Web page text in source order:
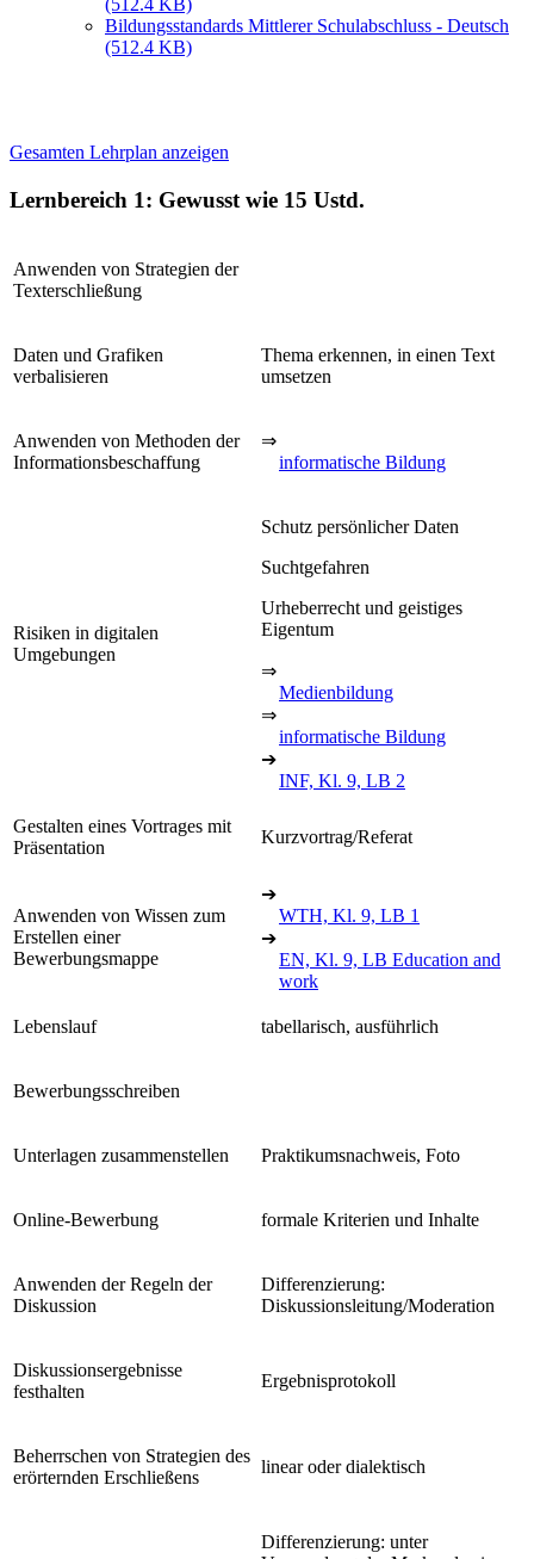
(512.4 KB)
Bildungsstandards Mittlerer Schulabschluss - Deutsch
(512.4 KB)
Gesamten Lehrplan anzeigen
Lernbereich 1: Gewusst wie 15 Ustd.
Anwenden von Strategien der
Texterschließung
Daten und Grafiken
verbalisieren
Thema erkennen, in einen Text
umsetzen
Anwenden von Methoden der
Informationsbeschaffung
⇒
informatische Bildung
Risiken in digitalen
Umgebungen
Schutz persönlicher Daten
Suchtgefahren
Urheberrecht und geistiges
Eigentum
⇒
Medienbildung
⇒
informatische Bildung
➔
INF, Kl. 9, LB 2
Gestalten eines Vortrages mit
Präsentation
Kurzvortrag/Referat
Anwenden von Wissen zum
Erstellen einer
Bewerbungsmappe
➔
WTH, Kl. 9, LB 1
➔
EN, Kl. 9, LB Education and
work
Lebenslauf tabellarisch, ausführlich
Bewerbungsschreiben
Unterlagen zusammenstellen Praktikumsnachweis, Foto
Online-Bewerbung formale Kriterien und Inhalte
Anwenden der Regeln der
Diskussion
Differenzierung:
Diskussionsleitung/Moderation
Diskussionsergebnisse
festhalten
Ergebnisprotokoll
Beherrschen von Strategien des
erörternden Erschließens
linear oder dialektisch
Differenzierung: unter